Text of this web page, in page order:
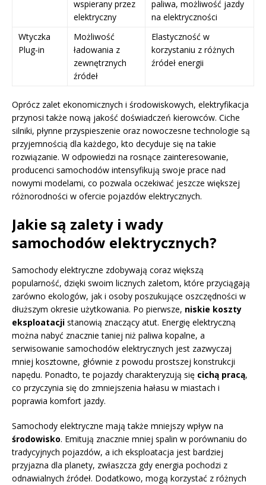
wspierany przez
elektryczny
paliwa, możliwość jazdy
na elektryczności
Wtyczka
Plug-in
Możliwość
ładowania z
zewnętrznych
źródeł
Elastyczność w
korzystaniu z różnych
źródeł energii
Oprócz zalet ekonomicznych i środowiskowych, elektryfikacja
przynosi także nową jakość doświadczeń kierowców. Ciche
silniki, płynne przyspieszenie oraz nowoczesne technologie są
przyjemnością dla każdego, kto decyduje się na takie
rozwiązanie. W odpowiedzi na rosnące zainteresowanie,
producenci samochodów intensyfikują swoje prace nad
nowymi modelami, co pozwala oczekiwać jeszcze większej
różnorodności w ofercie pojazdów elektrycznych.
Jakie są zalety i wady
samochodów elektrycznych?
Samochody elektryczne zdobywają coraz większą
popularność, dzięki swoim licznych zaletom, które przyciągają
zarówno ekologów, jak i osoby poszukujące oszczędności w
dłuższym okresie użytkowania. Po pierwsze, niskie koszty
eksploatacji stanowią znaczący atut. Energię elektryczną
można nabyć znacznie taniej niż paliwa kopalne, a
serwisowanie samochodów elektrycznych jest zazwyczaj
mniej kosztowne, głównie z powodu prostszej konstrukcji
napędu. Ponadto, te pojazdy charakteryzują się cichą pracą,
co przyczynia się do zmniejszenia hałasu w miastach i
poprawia komfort jazdy.
Samochody elektryczne mają także mniejszy wpływ na
środowisko. Emitują znacznie mniej spalin w porównaniu do
tradycyjnych pojazdów, a ich eksploatacja jest bardziej
przyjazna dla planety, zwłaszcza gdy energia pochodzi z
odnawialnych źródeł. Dodatkowo, mogą korzystać z różnych